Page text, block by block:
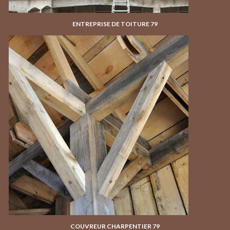
ENTREPRISE DE TOITURE 79
COUVREUR CHARPENTIER 79